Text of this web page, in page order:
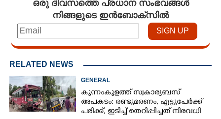
നിങ്ങളുടെ ഇൻബോക്സിൽ
RELATED NEWS
GENERAL
കുന്നംകുളത്ത് സ്വകാര്യബസ്
അപകടം: രണ്ടുമരണം, എട്ടുപേർക്ക്
പരിക്ക്, ഇടിച്ച് തെറിപ്പിച്ചത് നിരവധി